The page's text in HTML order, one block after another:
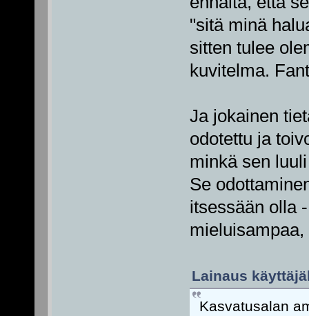
"sitä minä
sitten tulee
kuvitelma.
Ja jokainen
odotettu ja
minkä sen
Se
itsessään olla
Lainaus
Kasvatusalan